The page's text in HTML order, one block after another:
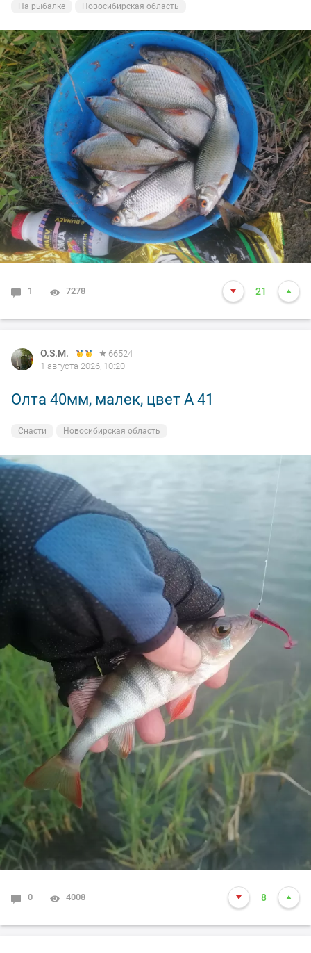
На рыбалке Новосибирская область
1 7278 21
O.S.M.
66524
1 августа 2026, 10:20
Олта 40мм, малек, цвет А 41
Снасти Новосибирская область
0 4008 8